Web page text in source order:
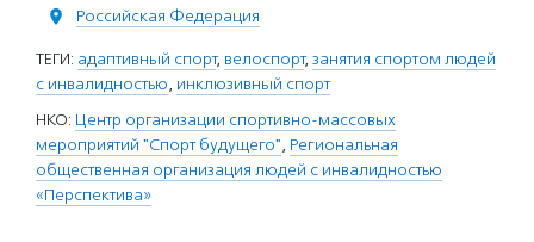
Российская Федерация
ТЕГИ: адаптивный спорт, велоспорт, занятия спортом людей
с инвалидностью, инклюзивный спорт
НКО: Центр организации спортивно-массовых
мероприятий "Спорт будущего", Региональная
общественная организация людей с инвалидностью
«Перспектива»